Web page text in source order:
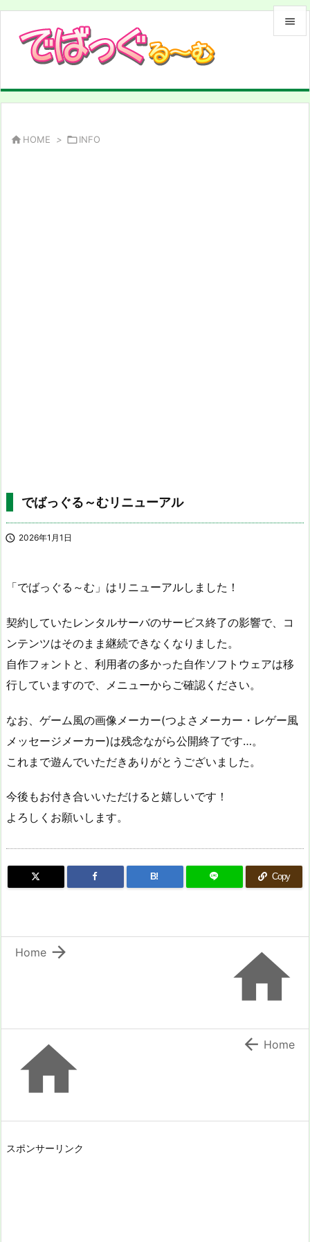


 HOME > INFO
でばっぐる～むリニューアル
 2026年1月1日
「でばっぐる～む」はリニューアルしました！
契約していたレンタルサーバのサービス終了の影響で、コ
ンテンツはそのまま継続できなくなりました。
自作フォントと、利用者の多かった自作ソフトウェアは移
行していますので、メニューからご確認ください。
なお、ゲーム風の画像メーカー(つよさメーカー・レゲー風
メッセージメーカー)は残念ながら公開終了です…。
これまで遊んでいただきありがとうございました。
今後もお付き合いいただけると嬉しいです！
よろしくお願いします。
B! Copy


Home
  Home
スポンサーリンク